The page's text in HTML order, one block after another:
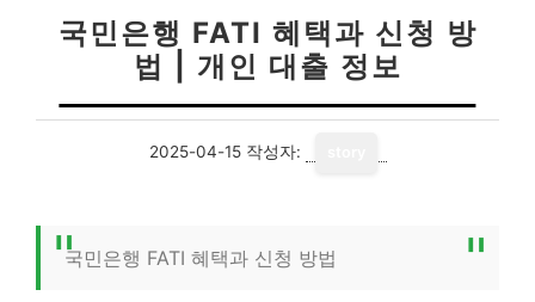
국민은행 FATI 혜택과 신청 방
법 | 개인 대출 정보
2025-04-15 작성자:
국민은행 FATI 혜택과 신청 방법